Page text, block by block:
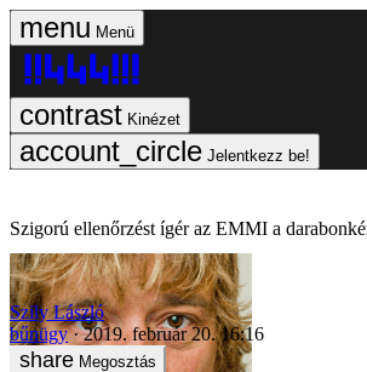
Menü
Kinézet
Jelentkezz be!
Szigorú ellenőrzést ígér az EMMI a
Szily László
bűnügy
2019. február 20. 16:16
Megosztás